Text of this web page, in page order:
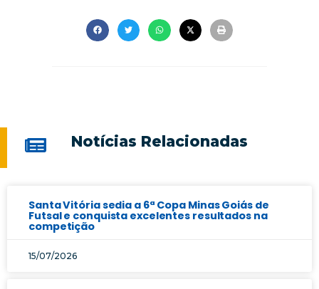
Notícias Relacionadas
Santa Vitória sedia a 6ª Copa Minas Goiás de
Futsal e conquista excelentes resultados na
competição
15/07/2026